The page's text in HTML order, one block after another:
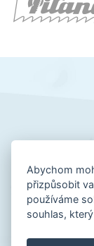
Abychom
přizpůsobit
používáme
souhlas,